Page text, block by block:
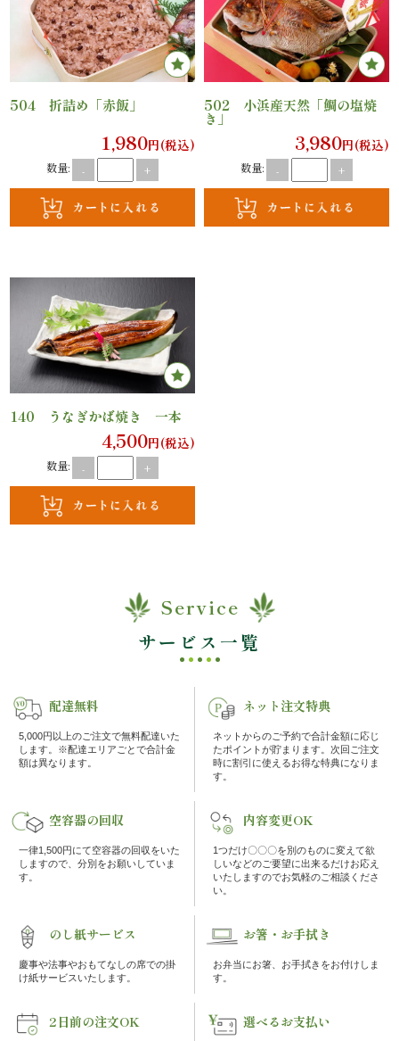
慶
事・
お
い
会
研
修
ラ
会・
慰
イ
ベ
ト
接
も
て
504 折詰め「赤飯」
1,980円(税込)
数量: - +
502 小浜産天然「鯛の塩焼
き」
3,980円(税込)
数量: - +
140 うなぎかば焼き 一本
4,500円(税込)
数量: - +
Service
サービス一覧
配達無料
5,000円以上のご注文で無料配達いた
します。※配達エリアごとで合計金
額は異なります。
ネット注文特典
ネットからのご予約で合計金額に応じ
たポイントが貯まります。次回ご注文
時に割引に使えるお得な特典になりま
す。
空容器の回収
一律1,500円にて空容器の回収をいた
しますので、分別をお願いしていま
す。
内容変更OK
1つだけ〇〇〇を別のものに変えて欲
しいなどのご要望に出来るだけお応え
いたしますのでお気軽のご相談くださ
い。
のし紙サービス
慶事や法事やおもてなしの席での掛
け紙サービスいたします。
お箸・お手拭き
お弁当にお箸、お手拭きをお付けしま
す。
2日前の注文OK 選べるお支払い